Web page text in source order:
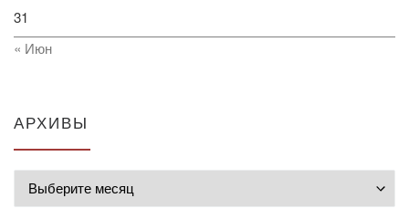
31
« Июн
АРХИВЫ